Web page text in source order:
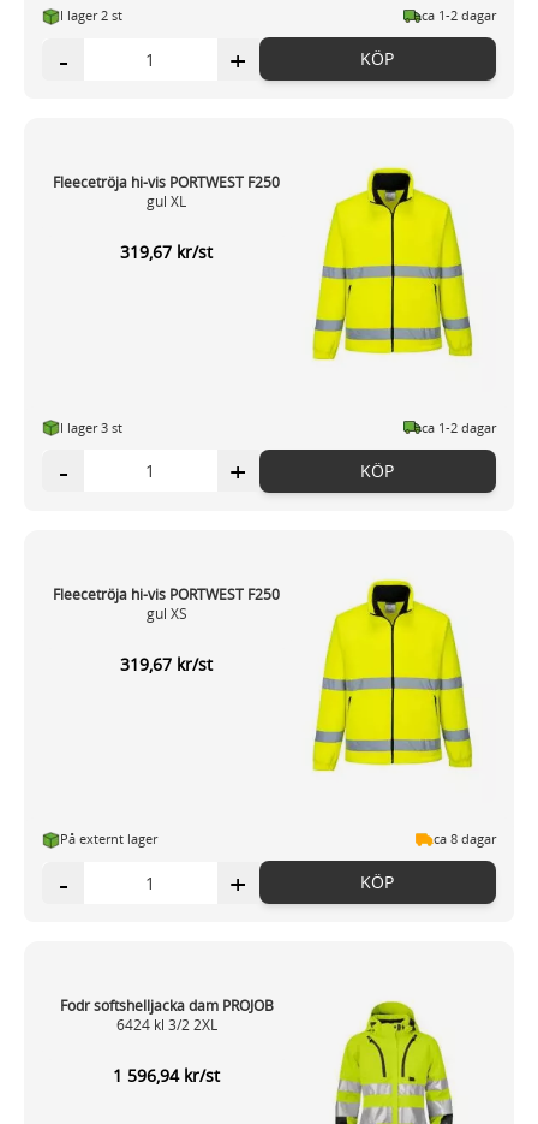
I lager 2 st ca 1-2 dagar
- + KÖP
Fleecetröja hi-vis PORTWEST F250
gul XL
319,67 kr/st
I lager 3 st ca 1-2 dagar
- + KÖP
Fleecetröja hi-vis PORTWEST F250
gul XS
319,67 kr/st
På externt lager ca 8 dagar
- + KÖP
Fodr softshelljacka dam PROJOB
6424 kl 3/2 2XL
1 596,94 kr/st